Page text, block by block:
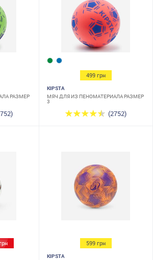
РАЗМЕР
499 грн
KIPSTA
МЯЧ ДЛЯ ИЗ ПЕНОМАТЕРИАЛА РАЗМЕР
3
(2752)
599 грн
KIPSTA